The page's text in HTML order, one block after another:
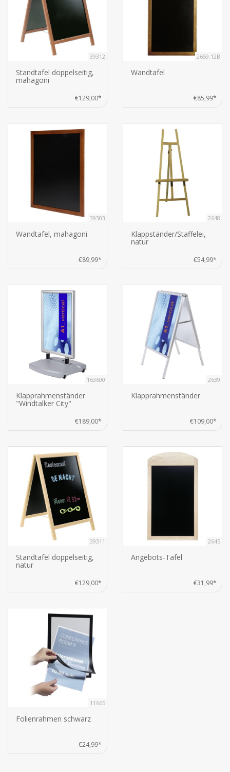
39312
Standtafel doppelseitig,
mahagoni
€129,00*
2659.12B
Wandtafel
€85,99*
39303
Wandtafel, mahagoni
€89,99*
2648
Klappständer/Staffelei,
natur
€54,99*
163600
Klapprahmenständer
"Windtalker City"
€189,00*
2639
Klapprahmenständer
€109,00*
39311
Standtafel doppelseitig,
natur
€129,00*
2645
Angebots-Tafel
€31,99*
11665
Folienrahmen schwarz
€24,99*